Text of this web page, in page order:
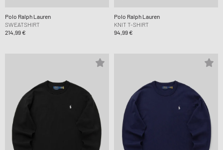
Polo Ralph Lauren
SWEATSHIRT
214,99 €
Polo Ralph Lauren
KNIT T-SHIRT
94,99 €